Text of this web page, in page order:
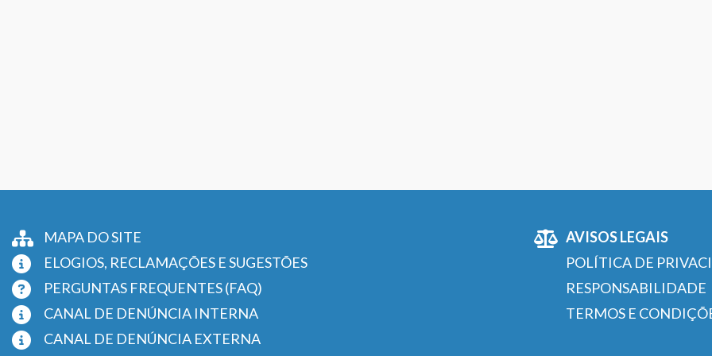
MAPA DO SITE
ELOGIOS, RECLAMAÇÕES E SUGESTÕES
PERGUNTAS FREQUENTES (FAQ)
CANAL DE DENÚNCIA INTERNA
CANAL DE DENÚNCIA EXTERNA
AVISOS LEGAIS
POLÍTICA DE
RESPONSABILIDADE
TERMOS E